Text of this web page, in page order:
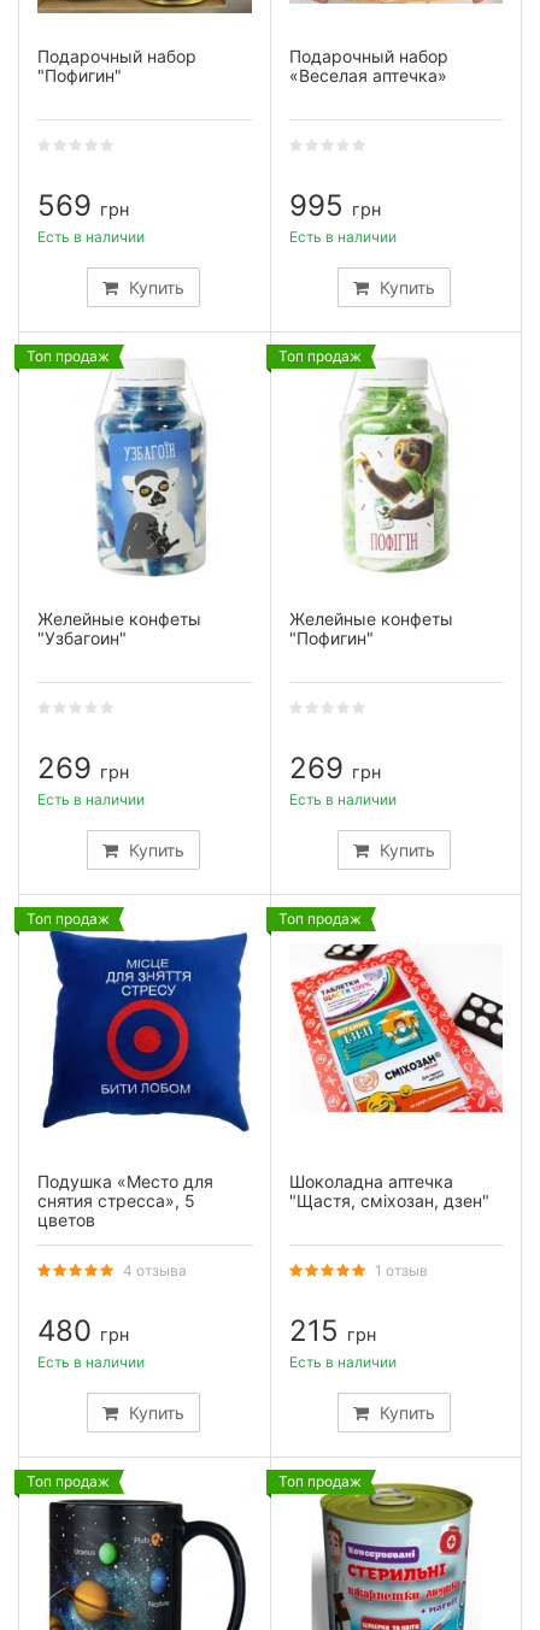
Подарочный набор
"Пофигин"
569 грн
Купить
Есть в наличии
Подарочный набор
«Веселая аптечка»
995 грн
Купить
Есть в наличии
Топ продаж
Желейные конфеты
"Узбагоин"
269 грн
Купить
Есть в наличии
Топ продаж
Желейные конфеты
"Пофигин"
269 грн
Купить
Есть в наличии
Топ продаж
Подушка «Место для
снятия стресса», 5
цветов
4 отзыва
480 грн
Купить
Есть в наличии
Топ продаж
Шоколадна аптечка
"Щастя, сміхозан, дзен"
1 отзыв
215 грн
Купить
Есть в наличии
Топ продаж Топ продаж